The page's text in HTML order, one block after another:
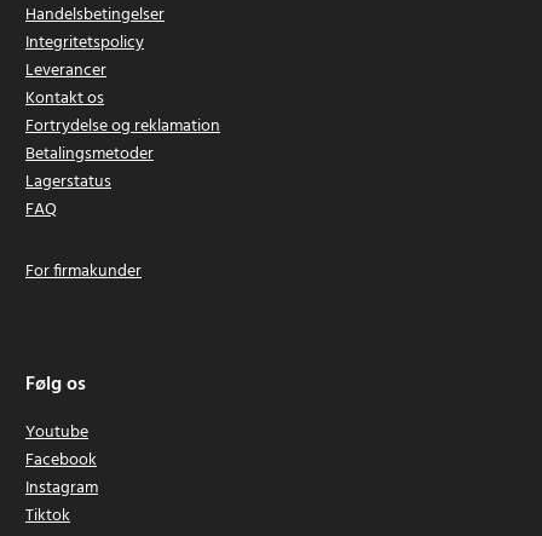
Handelsbetingelser
Integritetspolicy
Leverancer
Kontakt os
Fortrydelse og reklamation
Betalingsmetoder
Lagerstatus
FAQ
For firmakunder
Følg os
Youtube
Facebook
Instagram
Tiktok